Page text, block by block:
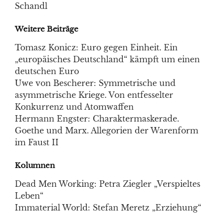
Schandl
Weitere Beiträge
Tomasz Konicz: Euro gegen Einheit. Ein
„europäisches Deutschland“ kämpft um einen
deutschen Euro
Uwe von Bescherer: Symmetrische und
asymmetrische Kriege. Von entfesselter
Konkurrenz und Atomwaffen
Hermann Engster: Charaktermaskerade.
Goethe und Marx. Allegorien der Warenform
im Faust II
Kolumnen
Dead Men Working: Petra Ziegler „Verspieltes
Leben“
Immaterial World: Stefan Meretz „Erziehung“